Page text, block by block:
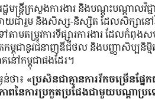
ន្ត្រីក្រសួងការងារ និងបណ្តុះបណ្តាលវិជ្
យជារួម និងសិស្ស-និស្សិត ដែលសិក្សានៅវិ
មតម្រូវការទីផ្សារការងារ ដែលកំពុងសម្
ជានូវជំនាញឌីជីថល និងបញ្ញាសិប្បនិម្មិត
ៅកម្ពុជាផងដែរ។
ថា៖ «ប្រសិនជាគ្មានការរីកចម្រើនផ្
ាពនៃការប្រកួតប្រជែងជាមួយបណ្ដាប្